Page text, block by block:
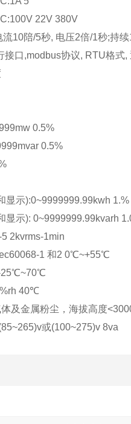
22V 380V
10陪/5秒, 电压2倍/1秒;持
接口,modbus协议, RTU格式
0.5%
0.5%
显示):0~9999999.99kwh 1.%
显示): 0~9999999.99kvarh
2kvrms-1min
1 和2 0℃~+55℃
25℃~70℃
40℃
及金属粉尘，海拔高度
或(100~275)v 8va